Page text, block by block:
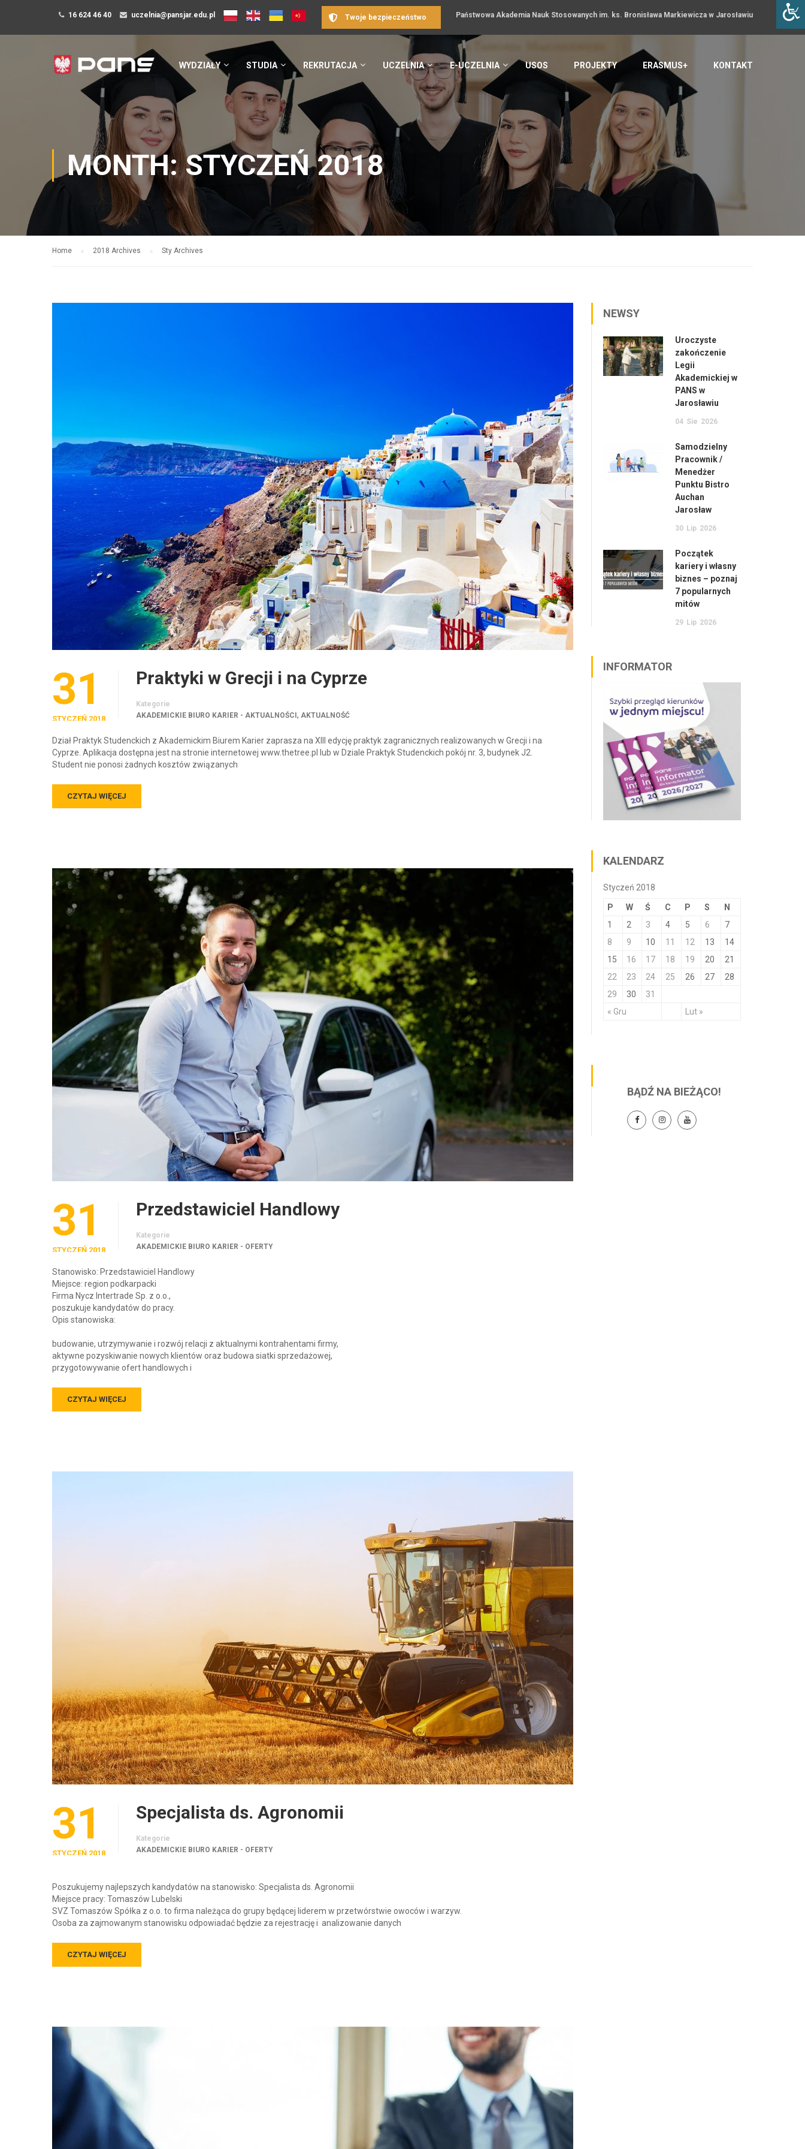
16 624 46 40 uczelnia@pansjar.edu.pl Państwowa Akademia Nauk Stosowanych im. ks. Bronisława Markiewicza w Jarosławiu
Twoje bezpieczeństwo
WYDZIAŁY STUDIA REKRUTACJA UCZELNIA E-UCZELNIA USOS PROJEKTY ERASMUS+ KONTAKT
MONTH: STYCZEŃ 2018
Home 2018 Archives Sty Archives
31
STYCZEŃ 2018
Praktyki w Grecji i na Cyprze
Kategorie
AKADEMICKIE BIURO KARIER - AKTUALNOŚCI , AKTUALNOŚĆ
Dział Praktyk Studenckich z Akademickim Biurem Karier zaprasza na XIII edycję praktyk zagranicznych realizowanych w Grecji i na
Cyprze. Aplikacja dostępna jest na stronie internetowej www.thetree.pl lub w Dziale Praktyk Studenckich pokój nr. 3, budynek J2.
Student nie ponosi żadnych kosztów związanych
CZYTAJ WIĘCEJ
31
STYCZEŃ 2018
Przedstawiciel Handlowy
Kategorie
AKADEMICKIE BIURO KARIER - OFERTY
Stanowisko: Przedstawiciel Handlowy
Miejsce: region podkarpacki
Firma Nycz Intertrade Sp. z o.o.,
poszukuje kandydatów do pracy.
Opis stanowiska:
budowanie, utrzymywanie i rozwój relacji z aktualnymi kontrahentami firmy,
aktywne pozyskiwanie nowych klientów oraz budowa siatki sprzedażowej,
przygotowywanie ofert handlowych i
CZYTAJ WIĘCEJ
31
STYCZEŃ 2018
Specjalista ds. Agronomii
Kategorie
AKADEMICKIE BIURO KARIER - OFERTY
Poszukujemy najlepszych kandydatów na stanowisko: Specjalista ds. Agronomii
Miejsce pracy: Tomaszów Lubelski
SVZ Tomaszów Spółka z o.o. to firma należąca do grupy będącej liderem w przetwórstwie owoców i warzyw.
Osoba za zajmowanym stanowisku odpowiadać będzie za rejestrację i analizowanie danych
CZYTAJ WIĘCEJ
NEWSY
Uroczyste
zakończenie
Legii
Akademickiej w
PANS w
Jarosławiu
04 Sie 2026
Samodzielny
Pracownik /
Menedżer
Punktu Bistro
Auchan
Jarosław
30 Lip 2026
Początek
kariery i własny
biznes – poznaj
7 popularnych
mitów
29 Lip 2026
INFORMATOR
KALENDARZ
Styczeń 2018
P W Ś C P S N
« Gru Lut »
1 2 3 4 5 6
7
8
9 10 11 12 13
14
15
16 17 18 19 20
21
22
23 24 25 26 27
28
29
30 31
BĄDŹ NA BIEŻĄCO!